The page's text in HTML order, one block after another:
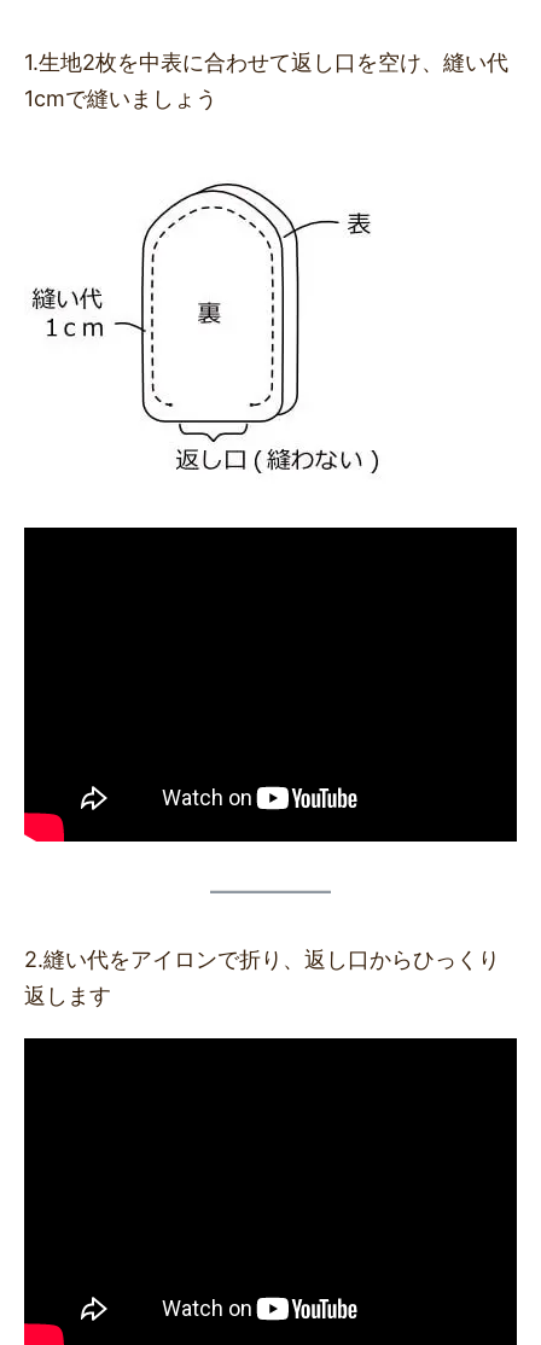
1.生地2枚を中表に合わせて返し口を空け、縫い代
1cmで縫いましょう
2.縫い代をアイロンで折り、返し口からひっくり
返します